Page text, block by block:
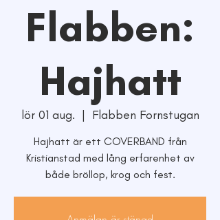
Flabben:
Hajhatt
lör 01 aug.
  |
Flabben Fornstugan
Hajhatt är ett COVERBAND från
Kristianstad med lång erfarenhet av
både bröllop, krog och fest.